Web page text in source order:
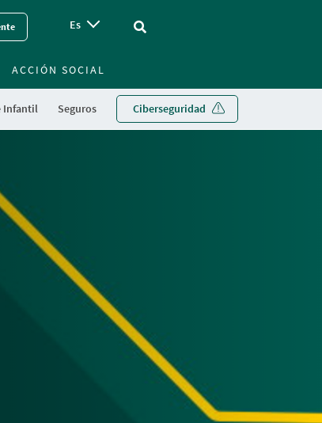
Es Vinculo - Buscar en la web
Infantil Seguros Ciberseguridad
ACCIÓN SOCIAL